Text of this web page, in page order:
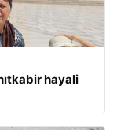
hayali